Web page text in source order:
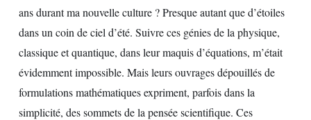
ans durant ma nouvelle culture ? Presque autant que d’étoiles
dans un coin de ciel d’été. Suivre ces génies de la physique,
classique et quantique, dans leur maquis d’équations, m’était
évidemment impossible. Mais leurs ouvrages dépouillés de
formulations mathématiques expriment, parfois dans la
simplicité, des sommets de la pensée scientifique. Ces